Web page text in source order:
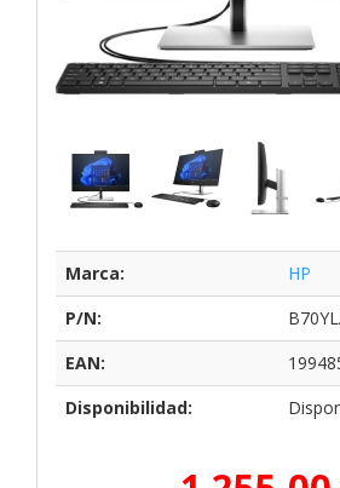
Marca:
HP
P/N:
EAN:
Disponibilidad: